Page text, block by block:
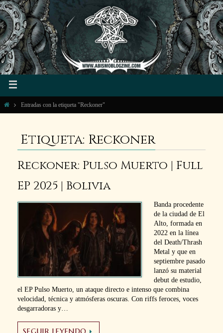
Entradas con la etiqueta "Reckoner"
Etiqueta: Reckoner
Reckoner: Pulso Muerto | Full
EP 2025 | Bolivia
Banda procedente
de la ciudad de El
Alto, formada en
2022 en la línea
del Death/Thrash
Metal y que en
septiembre pasado
lanzó su material
debut de estudio,
el EP Pulso Muerto, un ataque directo e intenso que combina
velocidad, técnica y atmósferas oscuras. Con riffs feroces, voces
desgarradoras y…